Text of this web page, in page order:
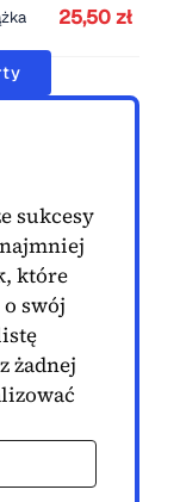
25,50 zł
sukcesy
które
swój
żadnej